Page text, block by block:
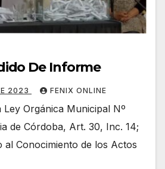
De Informe
2023 FENIX ONLINE
Ley Orgánica Municipal Nº
de Córdoba, Art. 30, Inc. 14;
al Conocimiento de los Actos